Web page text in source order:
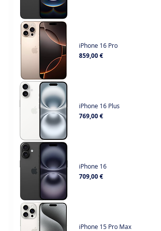
iPhone 16 Pro
Prix
859,00 €
iPhone 16 Plus
Prix
769,00 €
iPhone 16
Prix
709,00 €
iPhone 15 Pro Max